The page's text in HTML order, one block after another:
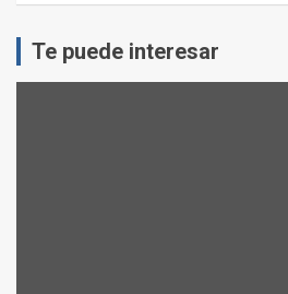
Te puede interesar